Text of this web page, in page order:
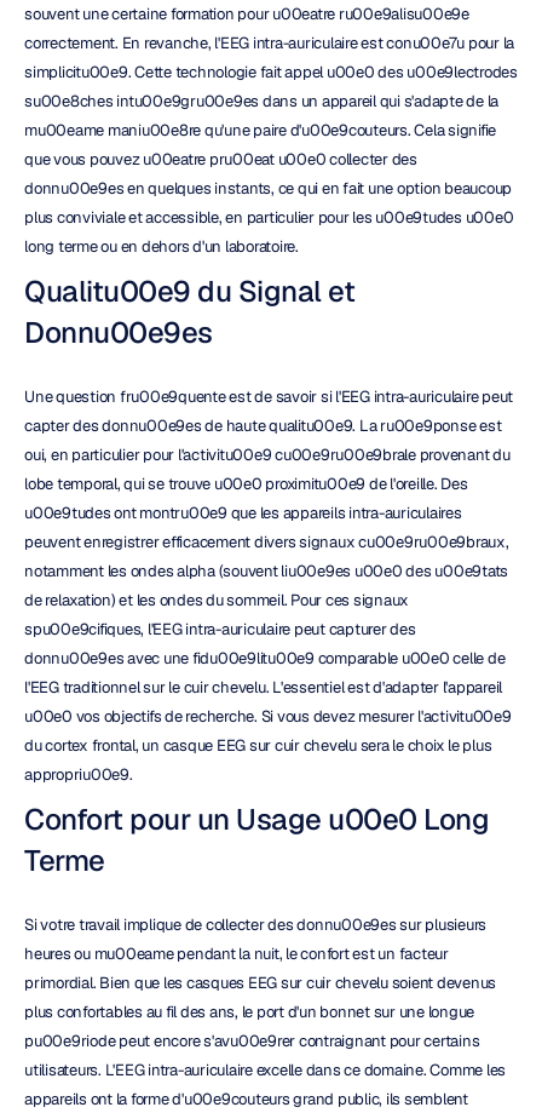
souvent une certaine formation pour u00eatre ru00e9alisu00e9e
correctement. En revanche, l'EEG intra-auriculaire est conu00e7u pour la
simplicitu00e9. Cette technologie fait appel u00e0 des u00e9lectrodes
su00e8ches intu00e9gru00e9es dans un appareil qui s'adapte de la
mu00eame maniu00e8re qu'une paire d'u00e9couteurs. Cela signifie
que vous pouvez u00eatre pru00eat u00e0 collecter des
donnu00e9es en quelques instants, ce qui en fait une option beaucoup
plus conviviale et accessible, en particulier pour les u00e9tudes u00e0
long terme ou en dehors d'un laboratoire.
Qualitu00e9 du Signal et
Donnu00e9es
Une question fru00e9quente est de savoir si l'EEG intra-auriculaire peut
capter des donnu00e9es de haute qualitu00e9. La ru00e9ponse est
oui, en particulier pour l'activitu00e9 cu00e9ru00e9brale provenant du
lobe temporal, qui se trouve u00e0 proximitu00e9 de l'oreille. Des
u00e9tudes ont montru00e9 que les appareils intra-auriculaires
peuvent enregistrer efficacement divers signaux cu00e9ru00e9braux,
notamment les ondes alpha (souvent liu00e9es u00e0 des u00e9tats
de relaxation) et les ondes du sommeil. Pour ces signaux
spu00e9cifiques, l'EEG intra-auriculaire peut capturer des
donnu00e9es avec une fidu00e9litu00e9 comparable u00e0 celle de
l'EEG traditionnel sur le cuir chevelu. L'essentiel est d'adapter l'appareil
u00e0 vos objectifs de recherche. Si vous devez mesurer l'activitu00e9
du cortex frontal, un casque EEG sur cuir chevelu sera le choix le plus
appropriu00e9.
Confort pour un Usage u00e0 Long
Terme
Si votre travail implique de collecter des donnu00e9es sur plusieurs
heures ou mu00eame pendant la nuit, le confort est un facteur
primordial. Bien que les casques EEG sur cuir chevelu soient devenus
plus confortables au fil des ans, le port d'un bonnet sur une longue
pu00e9riode peut encore s'avu00e9rer contraignant pour certains
utilisateurs. L'EEG intra-auriculaire excelle dans ce domaine. Comme les
appareils ont la forme d'u00e9couteurs grand public, ils semblent